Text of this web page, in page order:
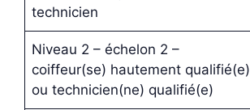
technicien
Niveau 2 – échelon 2 –
coiffeur(se) hautement qualifié(e)
ou technicien(ne) qualifié(e)